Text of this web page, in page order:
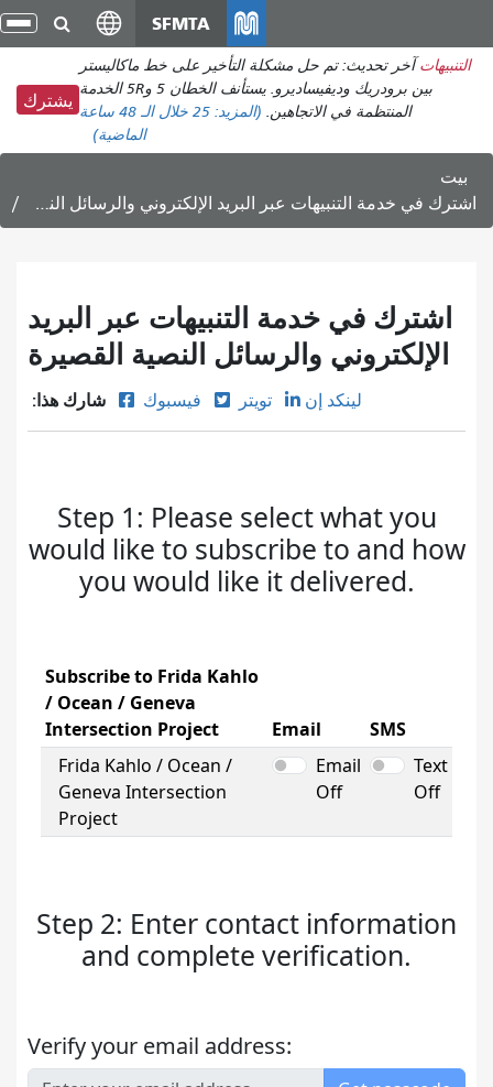
انتقل
إلى
المحتوى
الرئيسي
SFMTA
التنبيهات آخر تحديث: تم حل مشكلة التأخير على خط ماكاليستر
بين برودريك وديفيساديرو. يستأنف الخطان 5 و5R الخدمة
المنتظمة في الاتجاهين. (المزيد: 25
خلال الـ 48 ساعة
الماضية)
يشترك
بيت
اشترك في خدمة التنبيهات عبر البريد الإلكتروني والرسائل النصية القصيرة
اشترك في خدمة التنبيهات عبر البريد
الإلكتروني والرسائل النصية القصيرة
شارك هذا: فيسبوك تويتر لينكد إن